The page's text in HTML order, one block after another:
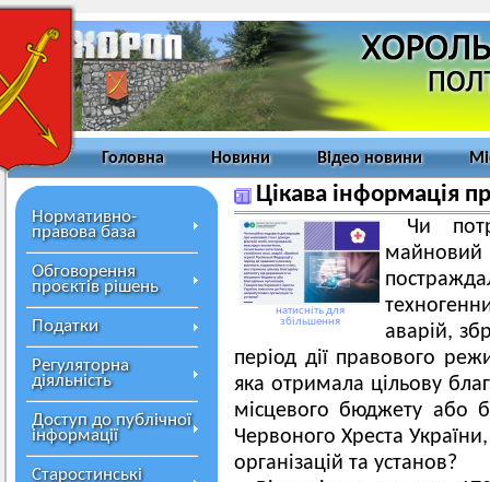
Головна Новини Відео новини
Нормативно-
правова база
Обговорення
проєктів рішень
Податки
Регуляторна
діяльність
Доступ до публічної
інформації
Старостинські
Цікава інформація
натисніть для
збільшення
Чи
аварій,
період дії правового
яка отримала цільову
місцевого бюджету або
Червоного Хреста
організацій та установ?